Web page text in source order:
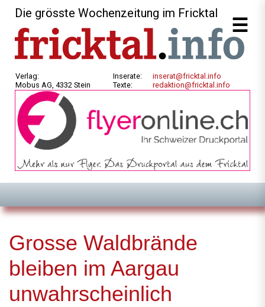
Die grösste Wochenzeitung im Fricktal
Verlag:
Mobus AG, 4332 Stein
Inserate:
Texte:
inserat@fricktal.info
redaktion@fricktal.info
Grosse Waldbrände
bleiben im Aargau
unwahrscheinlich